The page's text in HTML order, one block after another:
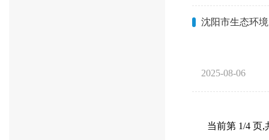
沈阳市生态环
2025-08-06
当前第 1/4 页,